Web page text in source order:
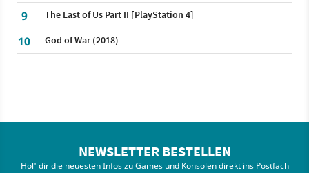
9 The Last of Us Part II [PlayStation 4]
10 God of War (2018)
NEWSLETTER BESTELLEN
Hol' dir die neuesten Infos zu Games und Konsolen direkt ins Postfach